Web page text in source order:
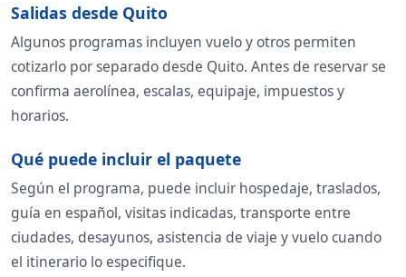
Salidas desde Quito
Algunos programas incluyen vuelo y otros permiten
cotizarlo por separado desde Quito. Antes de reservar se
confirma aerolínea, escalas, equipaje, impuestos y
horarios.
Qué puede incluir el paquete
Según el programa, puede incluir hospedaje, traslados,
guía en español, visitas indicadas, transporte entre
ciudades, desayunos, asistencia de viaje y vuelo cuando
el itinerario lo especifique.